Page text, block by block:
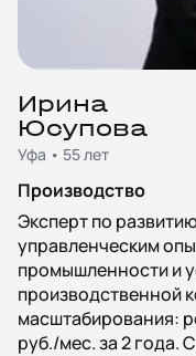
Ирина
Юсупова
Уфа • 55 лет
Производство
Эксперт по
управленческим
промышленности и
производственной
масштабирования:
руб./мес. за 2 года.